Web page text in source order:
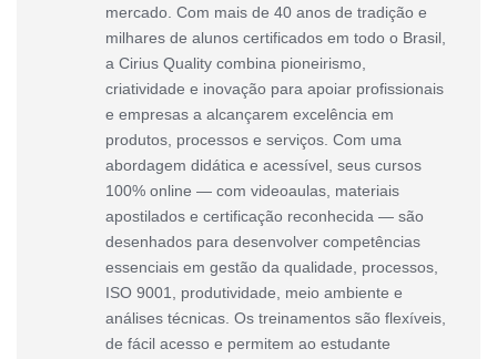
mercado. Com mais de 40 anos de tradição e
milhares de alunos certificados em todo o Brasil,
a Cirius Quality combina pioneirismo,
criatividade e inovação para apoiar profissionais
e empresas a alcançarem excelência em
produtos, processos e serviços. Com uma
abordagem didática e acessível, seus cursos
100% online — com videoaulas, materiais
apostilados e certificação reconhecida — são
desenhados para desenvolver competências
essenciais em gestão da qualidade, processos,
ISO 9001, produtividade, meio ambiente e
análises técnicas. Os treinamentos são flexíveis,
de fácil acesso e permitem ao estudante